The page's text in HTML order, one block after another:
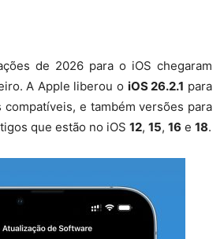
de 2026 para o iOS chegaram
A Apple liberou o iOS 26.2.1 para
e também versões para
que estão no iOS 12, 15, 16 e 18.